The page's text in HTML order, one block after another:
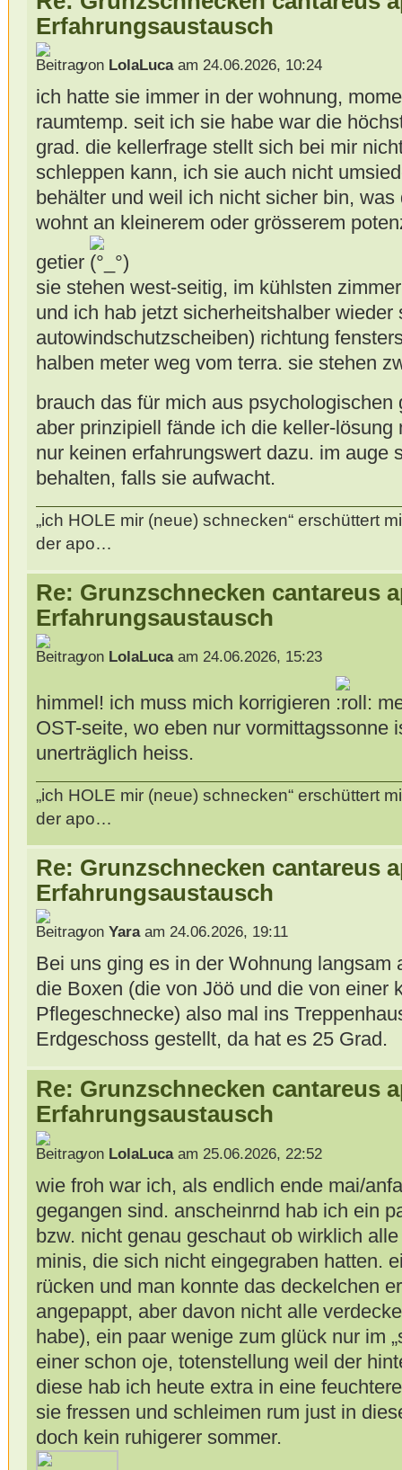
Erfahrungsaustausch
von LolaLucaam 24.06.2026, 10:24
ich hatte sie immer in der wohnung,
raumtemp. seit ich sie habe war die
grad. die kellerfrage stellt sich bei mir
schleppen kann, ich sie auch nicht
behälter und weil ich nicht sicher bin,
wohnt an kleinerem oder grösserem
getier
sie stehen west-seitig, im kühlsten
und ich hab jetzt sicherheitshalber wieder
autowindschutzscheiben) richtung
halben meter weg vom terra. sie stehen
brauch das für mich aus
aber prinzipiell fände ich die keller-
nur keinen erfahrungswert dazu. im auge
behalten, falls sie aufwacht.
„ich HOLE mir (neue) schnecken“ erschüttert
der apo…
Re: Grunzschnecken cantareus
Erfahrungsaustausch
von LolaLucaam 24.06.2026, 15:23
himmel! ich muss mich korrigieren
OST-seite, wo eben nur vormittagssonne
unerträglich heiss.
„ich HOLE mir (neue) schnecken“ erschüttert
der apo…
Re: Grunzschnecken cantareus
Erfahrungsaustausch
von Yaraam 24.06.2026, 19:11
Bei uns ging es in der Wohnung langsam
die Boxen (die von Jöö und die von einer
Pflegeschnecke) also mal ins
Erdgeschoss gestellt, da hat es 25 Grad.
Re: Grunzschnecken cantareus
Erfahrungsaustausch
von LolaLucaam 25.06.2026, 22:52
wie froh war ich, als endlich ende mai/
gegangen sind. anscheinrnd hab ich ein
bzw. nicht genau geschaut ob wirklich
minis, die sich nicht eingegraben hatten.
rücken und man konnte das deckelchen
angepappt, aber davon nicht alle
habe), ein paar wenige zum glück nur im
einer schon oje, totenstellung weil der
diese hab ich heute extra in eine
sie fressen und schleimen rum just in
doch kein ruhigerer sommer.